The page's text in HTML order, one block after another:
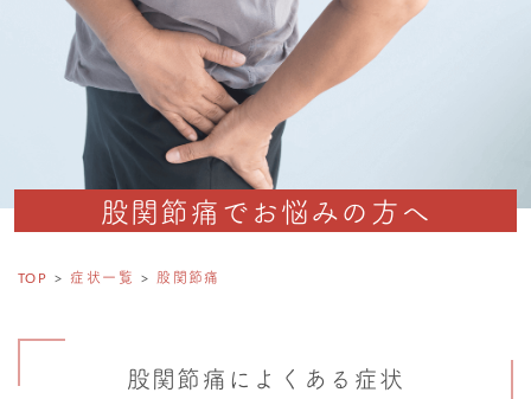
股関節痛でお悩みの方へ
TOP 症状一覧 股関節痛
股関節痛によくある症状